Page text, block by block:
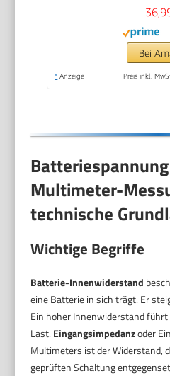
Large
und
Bei
* Anzeige Preis inkl.
Multimeter-
technische
Wichtige Begriffe
Batterie-Innenwiderstand
eine Batterie in sich trägt. Er
Ein hoher Innenwiderstand
Last. Eingangsimpedanzoder
Multimeters ist der Widerstand,
geprüften Schaltung